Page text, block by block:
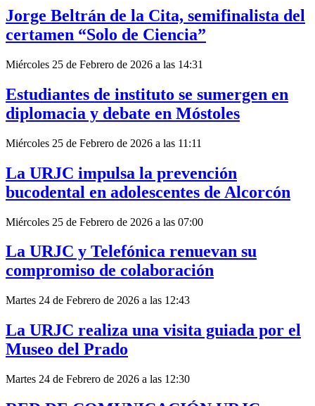
Jorge Beltrán de la Cita, semifinalista del
certamen “Solo de Ciencia”
Miércoles 25 de Febrero de 2026 a las 14:31
Estudiantes de instituto se sumergen en
diplomacia y debate en Móstoles
Miércoles 25 de Febrero de 2026 a las 11:11
La URJC impulsa la prevención
bucodental en adolescentes de Alcorcón
Miércoles 25 de Febrero de 2026 a las 07:00
La URJC y Telefónica renuevan su
compromiso de colaboración
Martes 24 de Febrero de 2026 a las 12:43
La URJC realiza una visita guiada por el
Museo del Prado
Martes 24 de Febrero de 2026 a las 12:30